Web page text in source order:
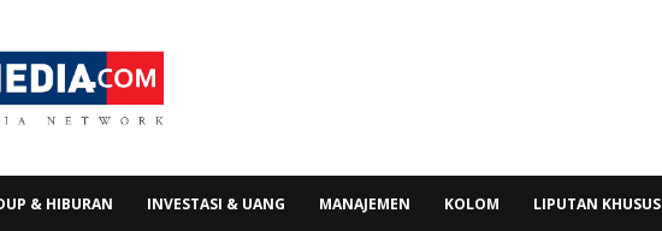
& HIBURAN INVESTASI & UANG MANAJEMEN KOLOM LIPUTAN KHUSUS